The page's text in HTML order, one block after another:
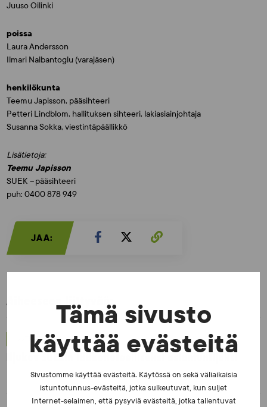
Tämä sivusto
käyttää evästeitä
Sivustomme käyttää evästeitä. Käytössä on sekä väliaikaisia
istuntotunnus-evästeitä, jotka sulkeutuvat, kun suljet
Internet-selaimen, että pysyviä evästeitä, jotka tallentuvat
Juuso Oilinki
poissa
Laura Andersson
Ilmari Nalbantoglu (varajäsen)
henkilökunta
Teemu Japisson, pääsihteeri
Petteri Lindblom, hallituksen sihteeri, lakiasiainjohtaja
Susanna Sokka, viestintäpäällikkö
Lisätietoja:
Teemu Japisson
SUEK –pääsihteeri
puh: 0400 878 949
JAA:
Aiheeseen liittyvää:
UUTISET - 5.8.2026
Iljukov SUEKin lääketieteelliseksi asiantuntijaksi